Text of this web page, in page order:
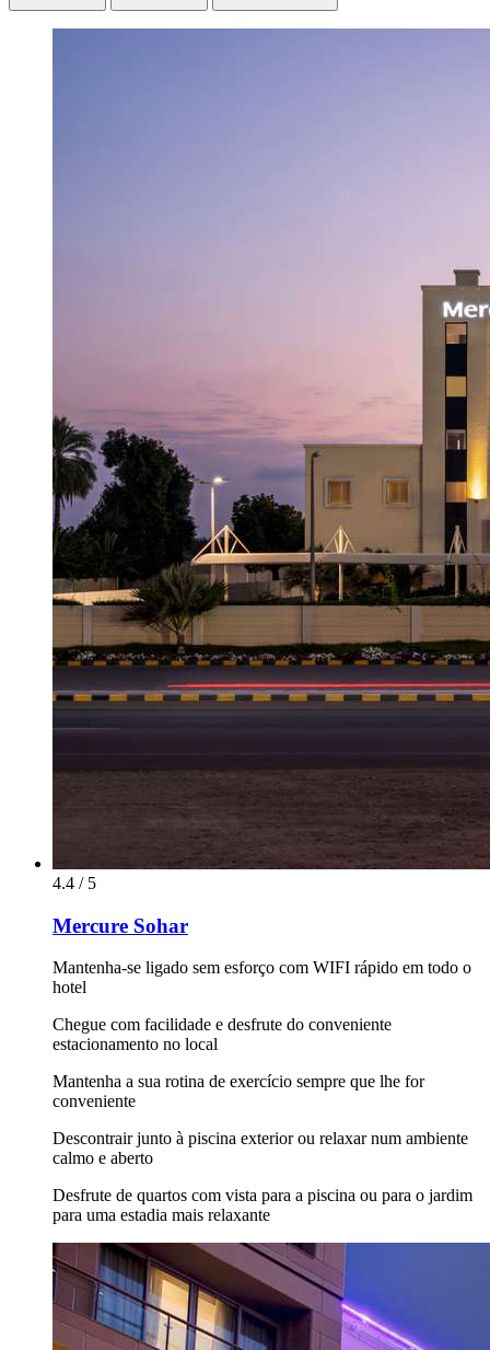
4.4 / 5
Mercure Sohar
Mantenha-se ligado sem esforço com WIFI rápido em todo o
hotel
Chegue com facilidade e desfrute do conveniente
estacionamento no local
Mantenha a sua rotina de exercício sempre que lhe for
conveniente
Descontrair junto à piscina exterior ou relaxar num ambiente
calmo e aberto
Desfrute de quartos com vista para a piscina ou para o jardim
para uma estadia mais relaxante